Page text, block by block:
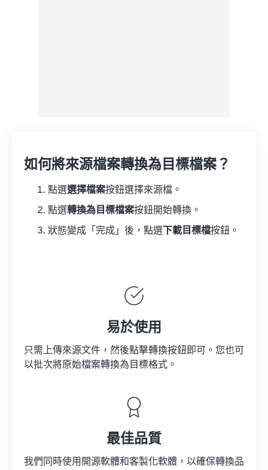
如何將來源檔案轉換為目標檔案？
點選選擇檔案按鈕選擇來源檔。
點選轉換為目標檔案按鈕開始轉換。
狀態變成「完成」後，點選 下載目標檔按鈕。
易於使用
只需上傳來源文件，然後點擊轉換按鈕即可。您也可
以批次將原始檔案轉換為目標格式。
最佳品質
我們同時使用開源軟體和客製化軟體，以確保轉換品